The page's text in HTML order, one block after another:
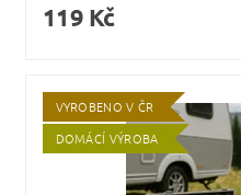
119 Kč
VYROBENO V ČR
DOMÁCÍ VÝROBA